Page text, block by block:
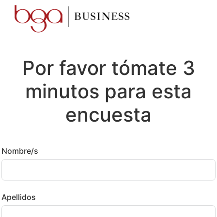
Por favor tómate 3
minutos para esta
encuesta
Nombre/s
Apellidos